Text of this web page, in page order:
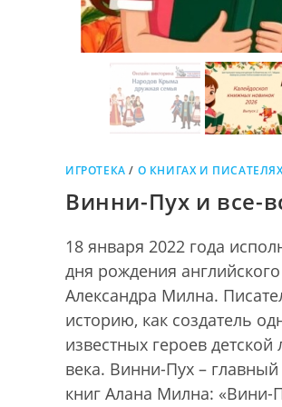
ИГРОТЕКА / О КНИГАХ И
Винни-Пух и все-
18 января 2022 года
дня рождения
Александра Милна.
историю, как создатель
известных героев детской
века. Винни-Пух –
книг Алана Милна: «Вини-